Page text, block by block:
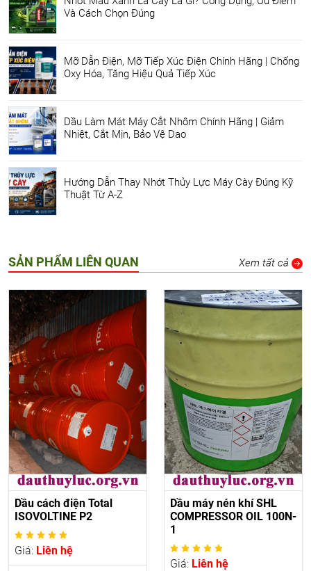
Và Cách Chọn Đúng
Mỡ Dẫn Điện, Mỡ Tiếp Xúc Điện Chính Hãng | Chống
Oxy Hóa, Tăng Hiệu Quả Tiếp Xúc
Dầu Làm Mát Máy Cắt Nhôm Chính Hãng | Giảm
Nhiệt, Cắt Mịn, Bảo Vệ Dao
Hướng Dẫn Thay Nhớt Thủy Lực Máy Cày Đúng Kỹ
Thuật Từ A-Z
SẢN PHẨM LIÊN QUAN Xem tất cả
Dầu cách điện Total
ISOVOLTINE P2
Giá: Liên hệ
Dầu máy nén khí SHL
COMPRESSOR OIL 100N-
1
Giá: Liên hệ